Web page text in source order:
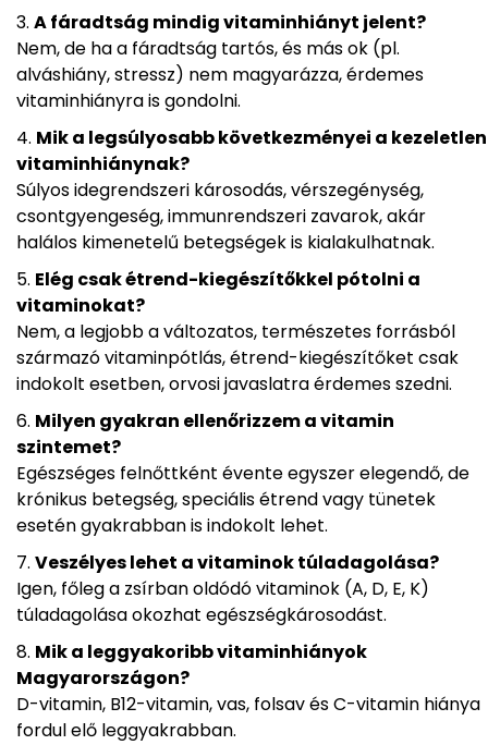
A fáradtság mindig vitaminhiányt jelent?
Nem, de ha a fáradtság tartós, és más ok (pl.
alváshiány, stressz) nem magyarázza, érdemes
vitaminhiányra is gondolni.
Mik a legsúlyosabb következményei a kezeletlen
vitaminhiánynak?
Súlyos idegrendszeri károsodás, vérszegénység,
csontgyengeség, immunrendszeri zavarok, akár
halálos kimenetelű betegségek is kialakulhatnak.
Elég csak étrend-kiegészítőkkel pótolni a
vitaminokat?
Nem, a legjobb a változatos, természetes forrásból
származó vitaminpótlás, étrend-kiegészítőket csak
indokolt esetben, orvosi javaslatra érdemes szedni.
Milyen gyakran ellenőrizzem a vitamin
szintemet?
Egészséges felnőttként évente egyszer elegendő, de
krónikus betegség, speciális étrend vagy tünetek
esetén gyakrabban is indokolt lehet.
Veszélyes lehet a vitaminok túladagolása?
Igen, főleg a zsírban oldódó vitaminok (A, D, E, K)
túladagolása okozhat egészségkárosodást.
Mik a leggyakoribb vitaminhiányok
Magyarországon?
D-vitamin, B12-vitamin, vas, folsav és C-vitamin hiánya
fordul elő leggyakrabban.